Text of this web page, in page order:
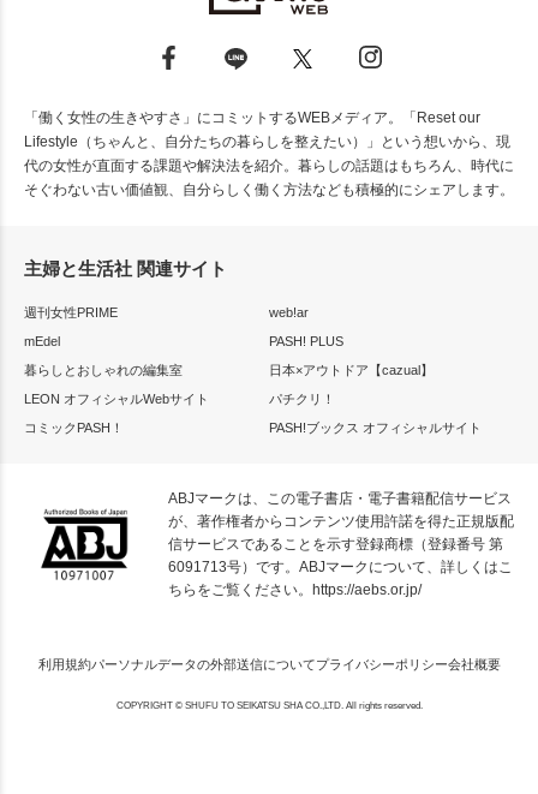
「働く女性の生きやすさ」にコミットするWEBメディア。「Reset our
Lifestyle（ちゃんと、自分たちの暮らしを整えたい）」という想いから、現
代の女性が直面する課題や解決法を紹介。暮らしの話題はもちろん、時代に
そぐわない古い価値観、自分らしく働く方法なども積極的にシェアします。
主婦と生活社 関連サイト
週刊女性PRIME
web!ar
mEdel
PASH! PLUS
暮らしとおしゃれの編集室
日本×アウトドア【cazual】
LEON オフィシャルWebサイト
パチクリ！
コミックPASH！
PASH!ブックス オフィシャルサイト
ABJマークは、この電子書店・電子書籍配信サービス
が、著作権者からコンテンツ使用許諾を得た正規版配
信サービスであることを示す登録商標（登録番号 第
6091713号）です。ABJマークについて、詳しくはこ
ちらをご覧ください。 https://aebs.or.jp/
利用規約パーソナルデータの外部送信についてプライバシーポリシー会社概要
COPYRIGHT © SHUFU TO SEIKATSU SHA CO.,LTD. All rights reserved.